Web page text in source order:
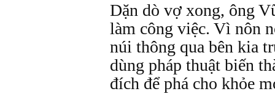
Dặn dò vợ xong, ông
làm công việc. Vì nôn
núi thông qua bên kia
dùng pháp thuật biến
đích để phá cho khỏe